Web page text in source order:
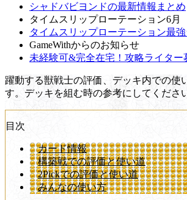
シャドバビヨンドの最新情報まとめ
タイムスリップローテーション6月
タイムスリップローテーション最
GameWithからのお知らせ
未経験可&完全在宅！攻略ライター
躍動する獣戦士の評価、デッキ内での使
す。デッキを組む時の参考にしてくださ
目次
カード情報
構築戦での評価と使い道
2Pickでの評価と使い道
みんなの使い方